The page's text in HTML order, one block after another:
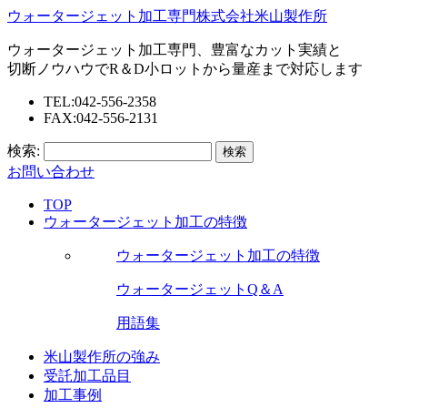
ウォータージェット加工専門株式会社米山製作所
ウォータージェット加工専門、豊富なカット実績と
切断ノウハウでR＆D小ロットから量産まで対応します
TEL:042-556-2358
FAX:042-556-2131
検索:
お問い合わせ
TOP
ウォータージェット加工の特徴
ウォータージェット加工の特徴
ウォータージェットQ＆A
用語集
米山製作所の強み
受託加工品目
加工事例